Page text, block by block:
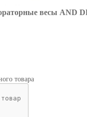
весы AND
товара